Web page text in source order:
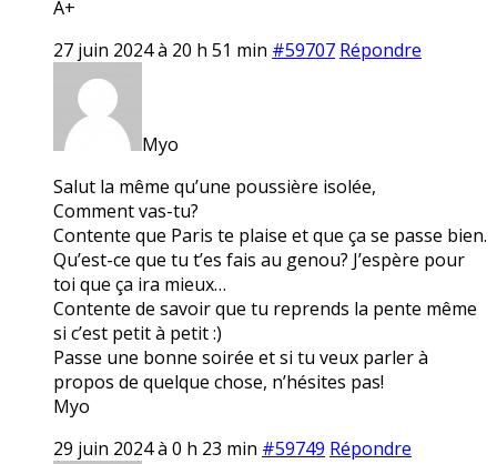
A+
27 juin 2024 à 20 h 51 min #59707 Répondre
Myo
Salut la même qu’une poussière isolée,
Comment vas-tu?
Contente que Paris te plaise et que ça se passe bien.
Qu’est-ce que tu t’es fais au genou? J’espère pour
toi que ça ira mieux…
Contente de savoir que tu reprends la pente même
si c’est petit à petit :)
Passe une bonne soirée et si tu veux parler à
propos de quelque chose, n’hésites pas!
Myo
29 juin 2024 à 0 h 23 min #59749 Répondre